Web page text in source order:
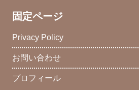
固定ページ
Privacy Policy
お問い合わせ
プロフィール